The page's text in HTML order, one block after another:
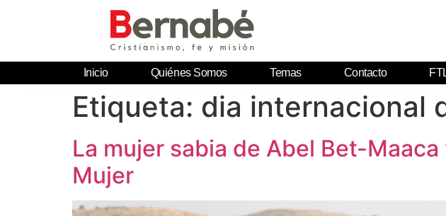
Inicio Quiénes Somos Temas Contacto
Etiqueta: dia internacional
La mujer sabia de Abel Bet-
Mujer